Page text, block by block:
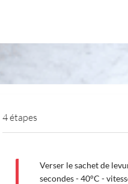
4 étapes
Verser le sachet de
secondes - 40°C -